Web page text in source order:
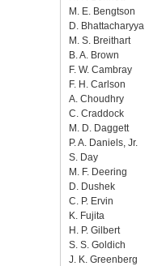
M. E. Bengtson
D. Bhattacharyya
M. S. Breithart
B. A. Brown
F. W. Cambray
F. H. Carlson
A. Choudhry
C. Craddock
M. D. Daggett
P. A. Daniels, Jr.
S. Day
M. F. Deering
D. Dushek
C. P. Ervin
K. Fujita
H. P. Gilbert
S. S. Goldich
J. K. Greenberg